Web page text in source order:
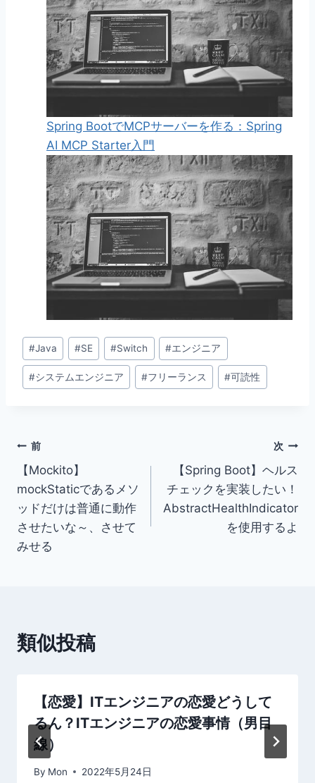
Spring BootでMCPサーバーを作る：Spring
AI MCP Starter入門
投
稿
タ
#Java #SE #Switch #エンジニア
#システムエンジニア #フリーランス #可読性
投
稿
ナ
ビ
シ
ョ
前
【Mockito】
mockStaticであるメソ
ッドだけは普通に動作
させたいな～、させて
みせる
次
【Spring Boot】ヘルス
チェックを実装したい！
AbstractHealthIndicator
を使用するよ
類似投稿
【恋愛】ITエンジニアの恋愛どうして
るん？ITエンジニアの恋愛事情（男目
線）
By Mon 2022年5月24日